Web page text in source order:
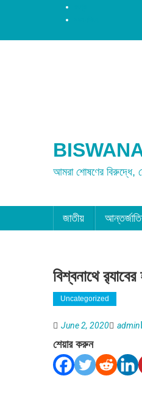
আমরা শোষণের বিরুদ্ধে,
জাতীয়
বিশ্বনাথে
Uncategorized
June 2, 2020 admin
শেয়ার করুন